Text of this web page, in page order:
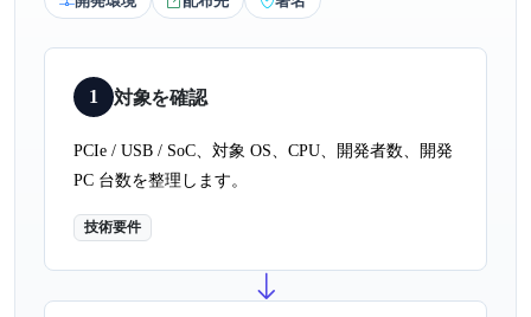
1 対象を確認
PCIe / USB / SoC、対象 OS、CPU、開発者数、開発
PC 台数を整理します。
技術要件